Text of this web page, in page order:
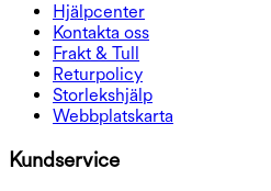
Hjälpcenter
Kontakta oss
Frakt & Tull
Returpolicy
Storlekshjälp
Webbplatskarta
Kundservice